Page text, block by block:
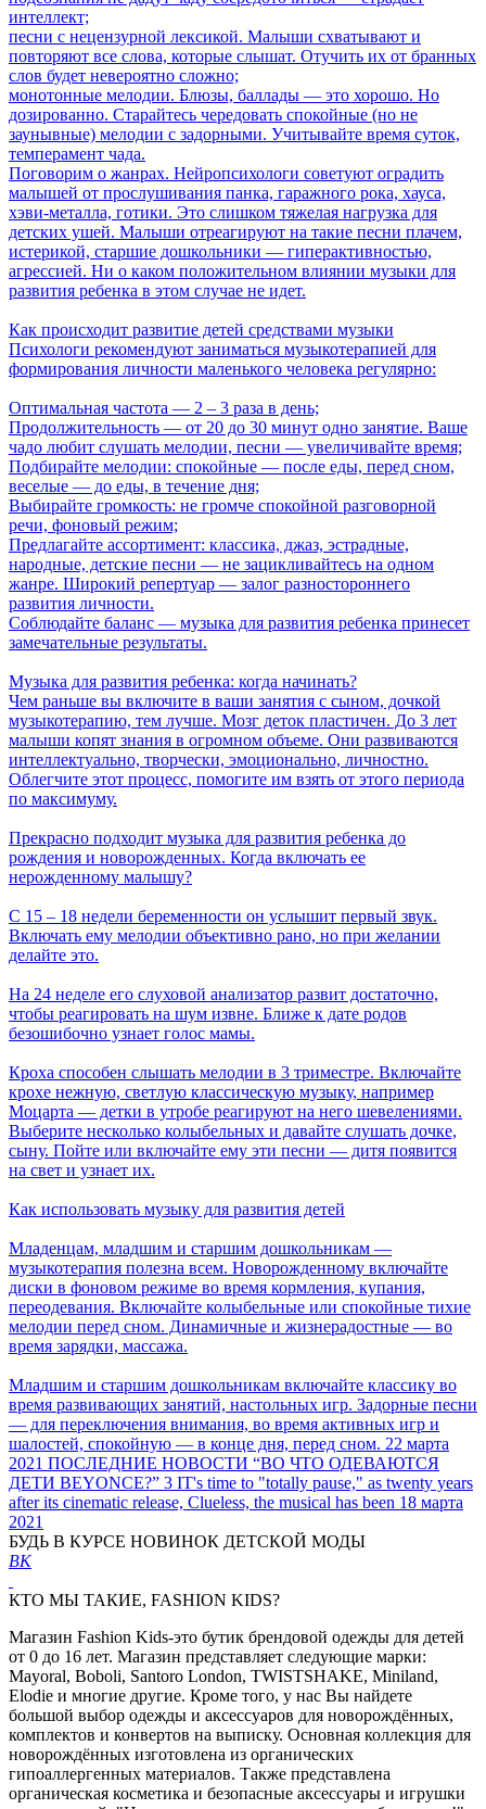
интеллект;
песни с нецензурной лексикой. Малыши схватывают и
повторяют все слова, которые слышат. Отучить их от бранных
слов будет невероятно сложно;
монотонные мелодии. Блюзы, баллады — это хорошо. Но
дозированно. Старайтесь чередовать спокойные (но не
заунывные) мелодии с задорными. Учитывайте время суток,
темперамент чада.
Поговорим о жанрах. Нейропсихологи советуют оградить
малышей от прослушивания панка, гаражного рока, хауса,
хэви-металла, готики. Это слишком тяжелая нагрузка для
детских ушей. Малыши отреагируют на такие песни плачем,
истерикой, старшие дошкольники — гиперактивностью,
агрессией. Ни о каком положительном влиянии музыки для
развития ребенка в этом случае не идет.
Как происходит развитие детей средствами музыки
Психологи рекомендуют заниматься музыкотерапией для
формирования личности маленького человека регулярно:
Оптимальная частота — 2 ‒ 3 раза в день;
Продолжительность — от 20 до 30 минут одно занятие. Ваше
чадо любит слушать мелодии, песни — увеличивайте время;
Подбирайте мелодии: спокойные — после еды, перед сном,
веселые — до еды, в течение дня;
Выбирайте громкость: не громче спокойной разговорной
речи, фоновый режим;
Предлагайте ассортимент: классика, джаз, эстрадные,
народные, детские песни — не зацикливайтесь на одном
жанре. Широкий репертуар — залог разностороннего
развития личности.
Соблюдайте баланс — музыка для развития ребенка принесет
замечательные результаты.
Музыка для развития ребенка: когда начинать?
Чем раньше вы включите в ваши занятия с сыном, дочкой
музыкотерапию, тем лучше. Мозг деток пластичен. До 3 лет
малыши копят знания в огромном объеме. Они развиваются
интеллектуально, творчески, эмоционально, личностно.
Облегчите этот процесс, помогите им взять от этого периода
по максимуму.
Прекрасно подходит музыка для развития ребенка до
рождения и новорожденных. Когда включать ее
нерожденному малышу?
С 15 ‒ 18 недели беременности он услышит первый звук.
Включать ему мелодии объективно рано, но при желании
делайте это.
На 24 неделе его слуховой анализатор развит достаточно,
чтобы реагировать на шум извне. Ближе к дате родов
безошибочно узнает голос мамы.
Кроха способен слышать мелодии в 3 триместре. Включайте
крохе нежную, светлую классическую музыку, например
Моцарта — детки в утробе реагируют на него шевелениями.
Выберите несколько колыбельных и давайте слушать дочке,
сыну. Пойте или включайте ему эти песни — дитя появится
на свет и узнает их.
Как использовать музыку для развития детей
Младенцам, младшим и старшим дошкольникам —
музыкотерапия полезна всем. Новорожденному включайте
диски в фоновом режиме во время кормления, купания,
переодевания. Включайте колыбельные или спокойные тихие
мелодии перед сном. Динамичные и жизнерадостные — во
время зарядки, массажа.
Младшим и старшим дошкольникам включайте классику во
время развивающих занятий, настольных игр. Задорные песни
— для переключения внимания, во время активных игр и
шалостей, спокойную — в конце дня, перед сном. 22 марта
2021 ПОСЛЕДНИЕ НОВОСТИ “ВО ЧТО ОДЕВАЮТСЯ
ДЕТИ BEYONCE?” 3 IT's time to "totally pause," as twenty years
after its cinematic release, Clueless, the musical has been 18 марта
2021
БУДЬ В КУРСЕ НОВИНОК ДЕТСКОЙ МОДЫ
ВК
КТО МЫ ТАКИЕ, FASHION KIDS?
Магазин Fashion Kids-это бутик брендовой одежды для детей
от 0 до 16 лет. Магазин представляет следующие марки:
Mayoral, Boboli, Santoro London, TWISTSHAKE, Miniland,
Elodie и многие другие. Кроме того, у нас Вы найдете
большой выбор одежды и аксессуаров для новорождённых,
комплектов и конвертов на выписку. Основная коллекция для
новорождённых изготовлена из органических
гипоаллергенных материалов. Также представлена
органическая косметика и безопасные аксессуары и игрушки